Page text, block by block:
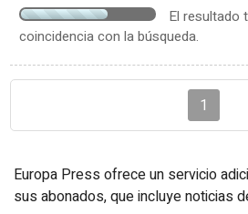
El resultado
coincidencia con la búsqueda.
1
Europa Press ofrece un servicio
sus abonados, que incluye noticias